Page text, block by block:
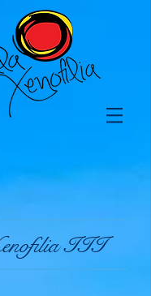
III